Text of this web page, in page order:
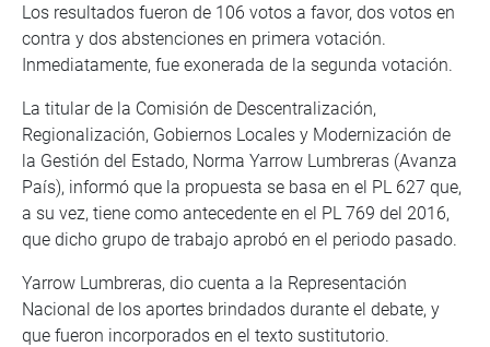
Los resultados fueron de 106 votos a favor, dos votos en
contra y dos abstenciones en primera votación.
Inmediatamente, fue exonerada de la segunda votación.
La titular de la Comisión de Descentralización,
Regionalización, Gobiernos Locales y Modernización de
la Gestión del Estado, Norma Yarrow Lumbreras (Avanza
País), informó que la propuesta se basa en el PL 627 que,
a su vez, tiene como antecedente en el PL 769 del 2016,
que dicho grupo de trabajo aprobó en el periodo pasado.
Yarrow Lumbreras, dio cuenta a la Representación
Nacional de los aportes brindados durante el debate, y
que fueron incorporados en el texto sustitutorio.